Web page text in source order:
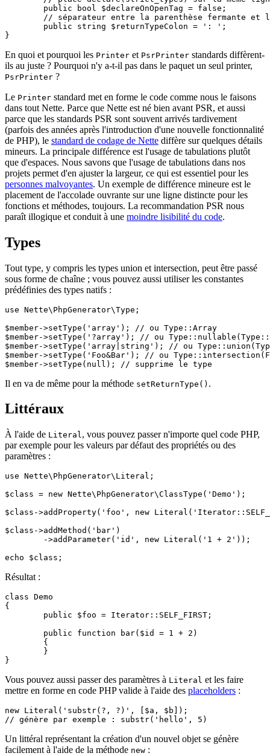
En quoi et pourquoi les Printer et PsrPrinter standards diffèrent-
ils au juste ? Pourquoi n'y a-t-il pas dans le paquet un seul printer,
PsrPrinter ?
Le Printer standard met en forme le code comme nous le faisons
dans tout Nette. Parce que Nette est né bien avant PSR, et aussi
parce que les standards PSR sont souvent arrivés tardivement
(parfois des années après l'introduction d'une nouvelle fonctionnalité
de PHP), le standard de codage de Nette diffère sur quelques détails
mineurs. La principale différence est l'usage de tabulations plutôt
que d'espaces. Nous savons que l'usage de tabulations dans nos
projets permet d'en ajuster la largeur, ce qui est essentiel pour les
personnes malvoyantes. Un exemple de différence mineure est le
placement de l'accolade ouvrante sur une ligne distincte pour les
fonctions et méthodes, toujours. La recommandation PSR nous
paraît illogique et conduit à une moindre lisibilité du code.
Types
Tout type, y compris les types union et intersection, peut être passé
sous forme de chaîne ; vous pouvez aussi utiliser les constantes
prédéfinies des types natifs :
use Nette\PhpGenerator\Type;
$member->setType('array'); // ou Type::Array
$member->setType('?array'); // ou
$member->setType('array|string'); // ou
$member->setType('Foo&Bar'); // ou
Il en va de même pour la méthode setReturnType() .
Littéraux
À l'aide de Literal, vous pouvez passer n'importe quel code PHP,
par exemple pour les valeurs par défaut des propriétés ou des
paramètres :
use Nette\PhpGenerator\Literal;
$class = new Nette\PhpGenerator\ClassType('Demo');
$class->addProperty('foo', new
$class->addMethod('bar')
Résultat :
class Demo
{
Vous pouvez aussi passer des paramètres à Literal et les faire
mettre en forme en code PHP valide à l'aide des placeholders :
new Literal('substr(?, ?)', [$a, $b]);
Un littéral représentant la création d'un nouvel objet se génère
facilement à l'aide de la méthode new :